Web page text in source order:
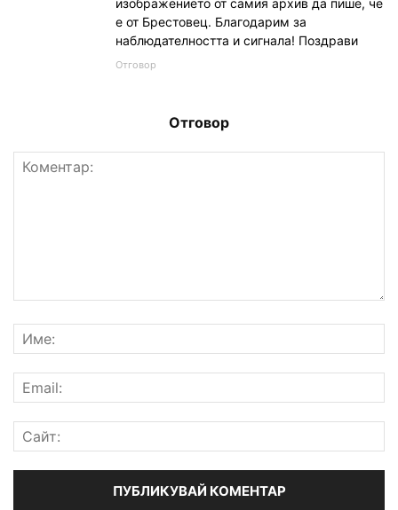
изображението от самия архив да пише, че
е от Брестовец. Благодарим за
наблюдателността и сигнала! Поздрави
Отговор
Отговор